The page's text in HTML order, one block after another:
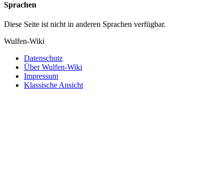
Sprachen
Diese Seite ist nicht in anderen Sprachen verfügbar.
Wulfen-Wiki
Datenschutz
Über Wulfen-Wiki
Impressum
Klassische Ansicht